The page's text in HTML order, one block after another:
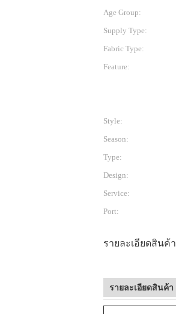
Age Group:
Supply Type:
Fabric Type:
Feature:
Style:
Season:
Type:
Design:
Service:
Port:
รายละเอียดสินค้า
รายละเอียดสินค้า